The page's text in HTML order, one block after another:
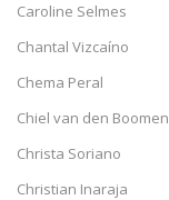
Caroline Selmes
Chantal Vizcaíno
Chema Peral
Chiel van den Boomen
Christa Soriano
Christian Inaraja